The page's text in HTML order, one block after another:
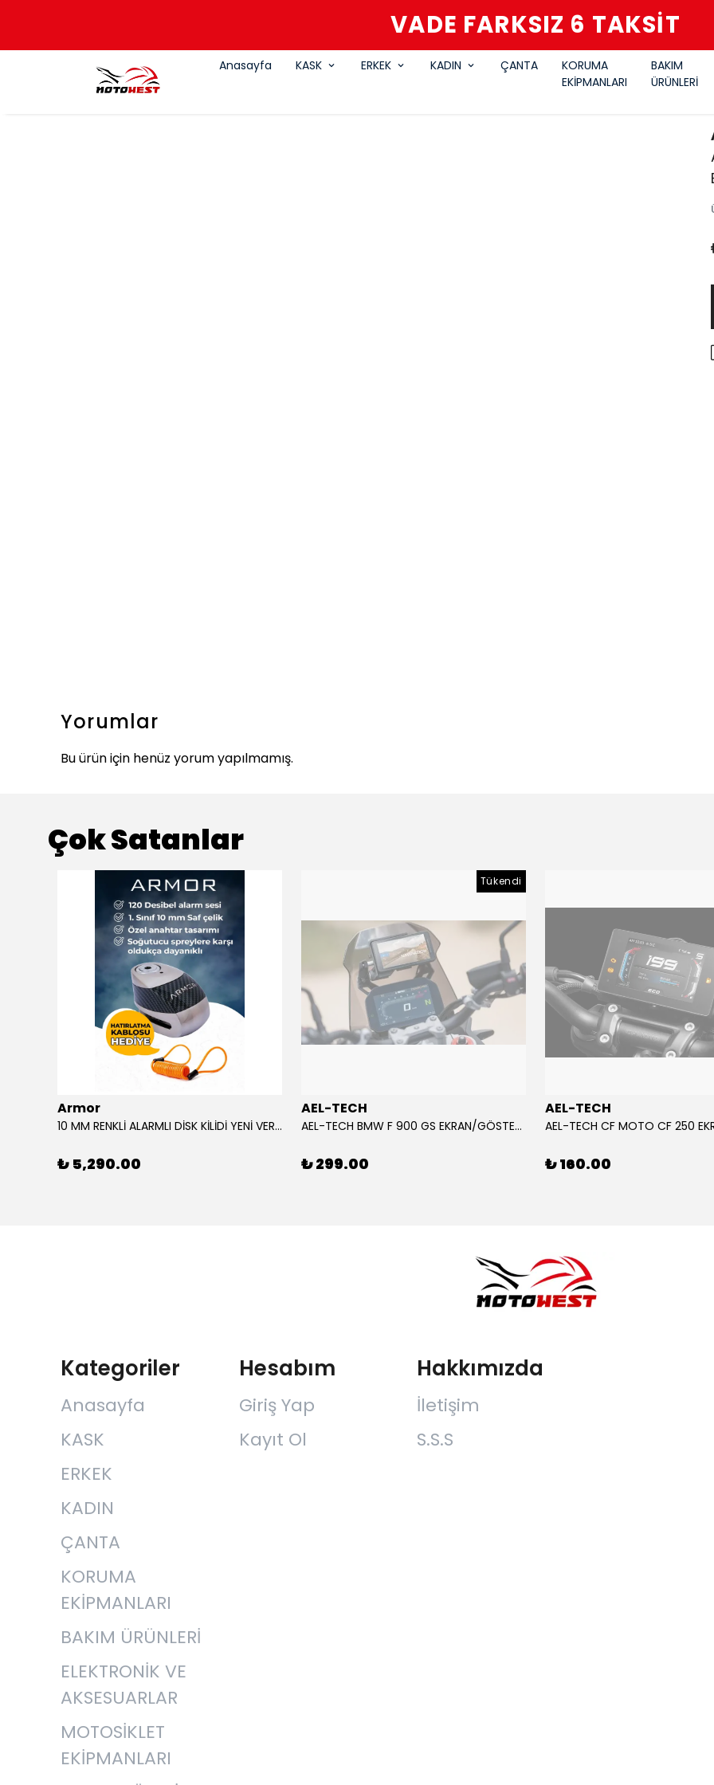
VADE FARKSIZ 6 TAKSİT
Anasayfa KASK ERKEK KADIN ÇANTA
KORUMA
EKİPMANLARI
BAKIM
ÜRÜNLERİ
Yorumlar
Bu ürün için henüz yorum yapılmamış.
Çok Satanlar
Armor
10 MM RENKLİ ALARMLI DİSK KİLİDİ YENİ VERSİYON
₺ 5,290.00
Tükendi
AEL-TECH
AEL-TECH BMW F 900 GS EKRAN/GÖSTERGE KORUYUCU 2024-2025
₺ 299.00
AEL-TECH
₺ 160.00
Kategoriler
Anasayfa
KASK
ERKEK
KADIN
ÇANTA
KORUMA
EKİPMANLARI
BAKIM ÜRÜNLERİ
ELEKTRONİK VE
AKSESUARLAR
MOTOSİKLET
EKİPMANLARI
Hesabım
Giriş Yap
Kayıt Ol
Hakkımızda
İletişim
S.S.S